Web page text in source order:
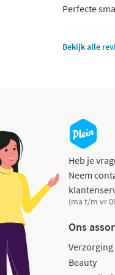
Perfecte
Bekijk alle
Heb je
Neem
(ma t/m vr
Ons
Verzorging
Beauty